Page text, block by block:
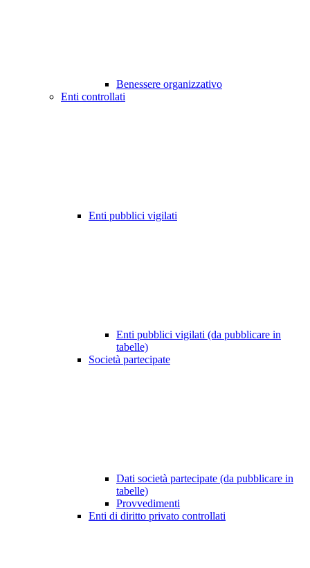
Benessere organizzativo
Enti controllati
Enti pubblici vigilati
Enti pubblici vigilati (da pubblicare in
tabelle)
Società partecipate
Dati società partecipate (da pubblicare in
tabelle)
Provvedimenti
Enti di diritto privato controllati